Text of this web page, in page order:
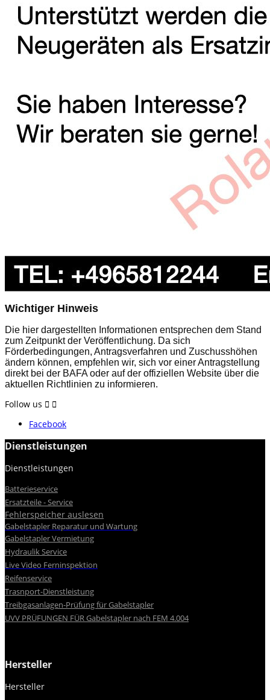
Wichtiger Hinweis
Die hier dargestellten Informationen entsprechen dem Stand
zum Zeitpunkt der Veröffentlichung. Da sich
Förderbedingungen, Antragsverfahren und Zuschusshöhen
ändern können, empfehlen wir, sich vor einer Antragstellung
direkt bei der BAFA oder auf der offiziellen Website über die
aktuellen Richtlinien zu informieren.
Follow us  
Facebook
Dienstleistungen
Dienstleistungen
Batterieservice
Ersatzteile - Service
Fehlerspeicher auslesen
Gabelstapler Reparatur und Wartung
Gabelstapler Vermietung
Hydraulik Service
Live Video Ferninspektion
Reifenservice
Trasnport-Dienstleistung
Treibgasanlagen-Prüfung für Gabelstapler
UVV PRÜFUNGEN FÜR Gabelstapler nach FEM 4.004
Hersteller
Hersteller